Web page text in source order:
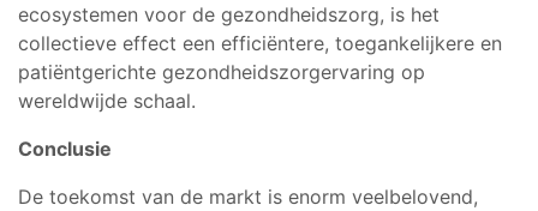
ecosystemen voor de gezondheidszorg, is het
collectieve effect een efficiëntere, toegankelijkere en
patiëntgerichte gezondheidszorgervaring op
wereldwijde schaal.
Conclusie
De toekomst van de markt is enorm veelbelovend,